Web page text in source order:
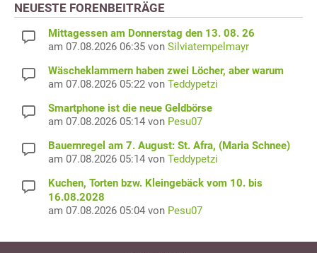
NEUESTE FORENBEITRÄGE
Mittagessen am Donnerstag den 13. 08. 26
am 07.08.2026 06:35 von Silviatempelmayr
Wäscheklammern haben zwei Löcher, aber warum
am 07.08.2026 05:22 von Teddypetzi
Smartphone ist die neue Geldbörse
am 07.08.2026 05:14 von Pesu07
Bauernregel am 7. August: St. Afra, (Maria Schnee)
am 07.08.2026 05:14 von Teddypetzi
Kuchen, Torten bzw. Kleingebäck vom 10. bis
16.08.2028
am 07.08.2026 05:04 von Pesu07